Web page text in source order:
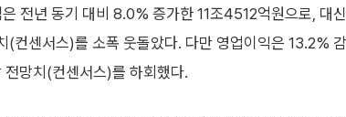
전년 동기 대비 8.0% 증가한 11조4512억원으로, 대
(컨센서스)를 소폭 웃돌았다. 다만 영업이익은 13.2%
망치(컨센서스)를 하회했다.